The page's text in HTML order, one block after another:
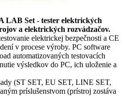
LAB Set - tester elektrických
a elektrických rozvádzačov.
elektrickej bezpečnosti a CE
v procese výroby. PC software
automatizovaných testovacích
výsledkov do PC, ich uloženie a
(ST SET, EU SET, LINE SET,
príslušenstvom (prístroj zostáva